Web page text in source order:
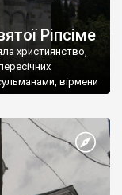
Ріпсіме
християнство,
вірмени